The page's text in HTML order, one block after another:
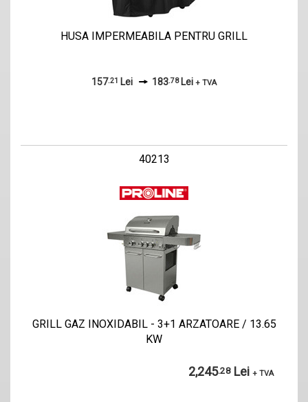
HUSA IMPERMEABILA PENTRU GRILL
157.21 Lei 183.78Lei + TVA
40213
GRILL GAZ INOXIDABIL - 3+1 ARZATOARE / 13.65
KW
2,245.28 Lei + TVA